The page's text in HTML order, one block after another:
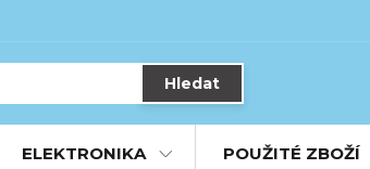
Hledat
ELEKTRONIKA POUŽITÉ ZBOŽÍ